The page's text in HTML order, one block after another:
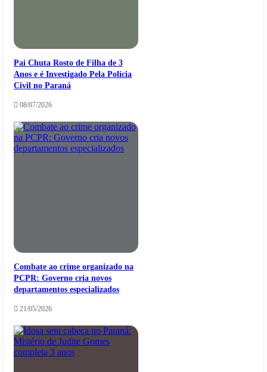
Pai Chuta Rosto de Filha de 3
Anos e é Investigado Pela Polícia
Civil no Paraná
08/07/2026
Combate ao crime organizado na
PCPR: Governo cria novos
departamentos especializados
21/05/2026